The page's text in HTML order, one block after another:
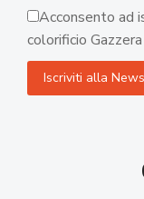
Acconsento ad
colorificio Gazzera